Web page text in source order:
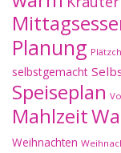
Planung
selbstgemacht
Speiseplan
Mahlzeit
Weihnachten